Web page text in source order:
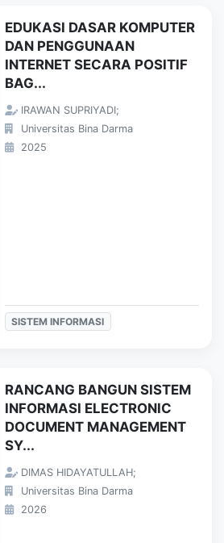
EDUKASI DASAR KOMPUTER
DAN PENGGUNAAN
INTERNET SECARA POSITIF
BAG...
IRAWAN SUPRIYADI;
Universitas Bina Darma
2025
SISTEM INFORMASI
RANCANG BANGUN SISTEM
INFORMASI ELECTRONIC
DOCUMENT MANAGEMENT
SY...
DIMAS HIDAYATULLAH;
Universitas Bina Darma
2026